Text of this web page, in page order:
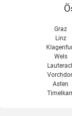
Graz
Linz
Wels
Asten